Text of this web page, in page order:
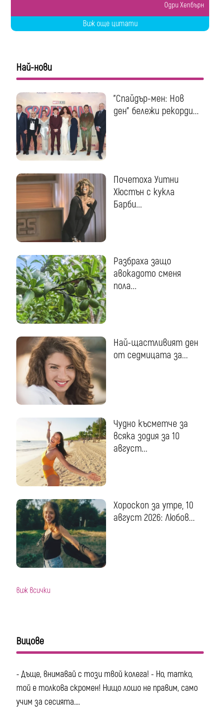
Одри Хепбърн
Виж още цитати
Най-нови
"Спайдър-мен: Нов
ден" бележи рекорди...
Почетоха Уитни
Хюстън с кукла
Барби...
Разбраха защо
авокадото сменя
пола...
Най-щастливият ден
от седмицата за...
Чудно късметче за
всяка зодия за 10
август...
Хороскоп за утре, 10
август 2026: Любов...
виж всички
Вицове
- Дъще, внимавай с този твой колега! - Но, татко,
той е толкова скромен! Нищо лошо не правим, само
учим за сесията....